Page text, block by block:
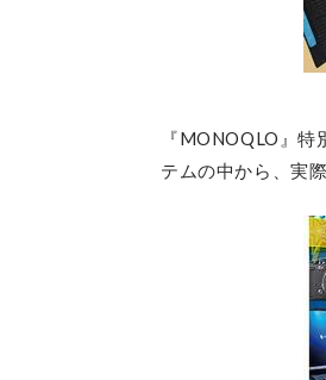
『MONOQLO』
テムの中から、実